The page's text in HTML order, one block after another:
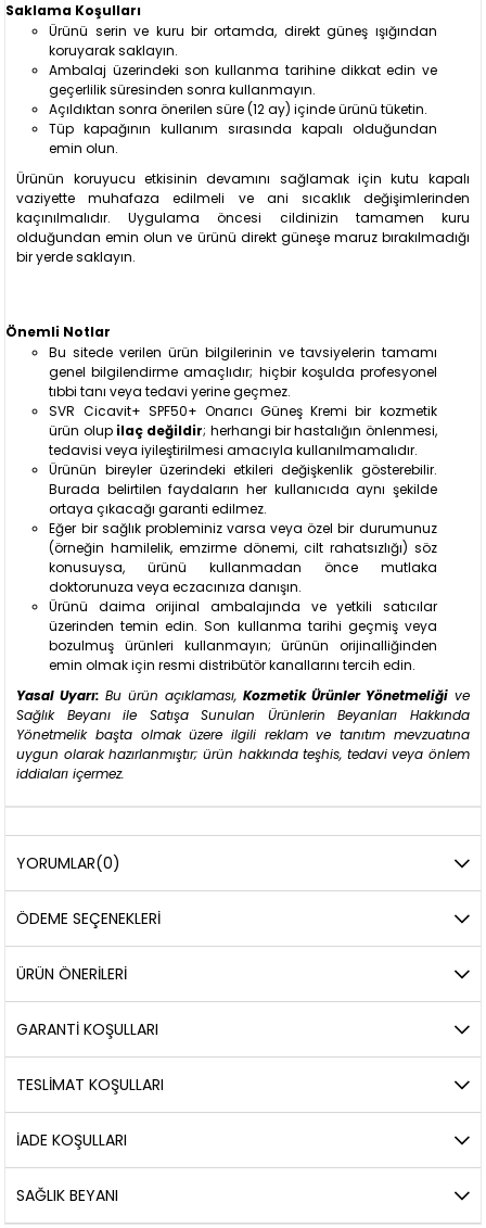
Saklama Koşulları
Ürünü serin ve kuru bir ortamda, direkt güneş ışığından
koruyarak saklayın.
Ambalaj üzerindeki son kullanma tarihine dikkat edin ve
geçerlilik süresinden sonra kullanmayın.
Açıldıktan sonra önerilen süre (12 ay) içinde ürünü tüketin.
Tüp kapağının kullanım sırasında kapalı olduğundan
emin olun.
Ürünün koruyucu etkisinin devamını sağlamak için kutu kapalı
vaziyette muhafaza edilmeli ve ani sıcaklık değişimlerinden
kaçınılmalıdır. Uygulama öncesi cildinizin tamamen kuru
olduğundan emin olun ve ürünü direkt güneşe maruz bırakılmadığı
bir yerde saklayın.
Önemli Notlar
Bu sitede verilen ürün bilgilerinin ve tavsiyelerin tamamı
genel bilgilendirme amaçlıdır; hiçbir koşulda profesyonel
tıbbi tanı veya tedavi yerine geçmez.
SVR Cicavit+ SPF50+ Onarıcı Güneş Kremi bir kozmetik
ürün olup ilaç değildir; herhangi bir hastalığın önlenmesi,
tedavisi veya iyileştirilmesi amacıyla kullanılmamalıdır.
Ürünün bireyler üzerindeki etkileri değişkenlik gösterebilir.
Burada belirtilen faydaların her kullanıcıda aynı şekilde
ortaya çıkacağı garanti edilmez.
Eğer bir sağlık probleminiz varsa veya özel bir durumunuz
(örneğin hamilelik, emzirme dönemi, cilt rahatsızlığı) söz
konusuysa, ürünü kullanmadan önce mutlaka
doktorunuza veya eczacınıza danışın.
Ürünü daima orijinal ambalajında ve yetkili satıcılar
üzerinden temin edin. Son kullanma tarihi geçmiş veya
bozulmuş ürünleri kullanmayın; ürünün orijinalliğinden
emin olmak için resmi distribütör kanallarını tercih edin.
Yasal Uyarı: Bu ürün açıklaması, Kozmetik Ürünler Yönetmeliğive
Sağlık Beyanı ile Satışa Sunulan Ürünlerin Beyanları Hakkında
Yönetmelik başta olmak üzere ilgili reklam ve tanıtım mevzuatına
uygun olarak hazırlanmıştır; ürün hakkında teşhis, tedavi veya önlem
iddiaları içermez.
YORUMLAR(0)
ÖDEME SEÇENEKLERI
ÜRÜN ÖNERILERI
GARANTİ KOŞULLARI
TESLİMAT KOŞULLARI
İADE KOŞULLARI
SAĞLIK BEYANI